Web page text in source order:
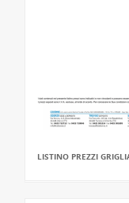
LISTINO PREZZI